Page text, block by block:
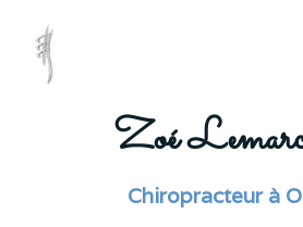
Zoé
Chiropracteur à